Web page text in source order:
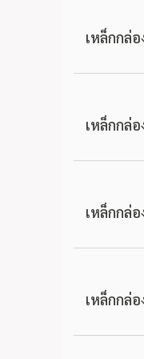
เหล็กกล่
เหล็กกล่
เหล็กกล่
เหล็กกล่